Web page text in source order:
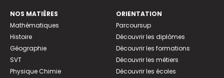
NOS MATIÈRES
Mathématiques
Histoire
Géographie
SVT
Physique Chimie
ORIENTATION
Parcoursup
Découvrir les diplômes
Découvrir les formations
Découvrir les métiers
Découvrir les écoles